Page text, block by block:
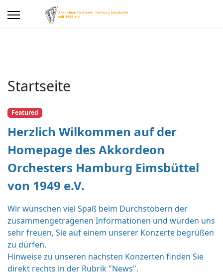
Startseite
Featured
Herzlich Wilkommen auf der
Homepage des Akkordeon
Orchesters Hamburg Eimsbüttel
von 1949 e.V.
Wir wünschen viel Spaß beim Durchstöbern der
zusammengetragenen Informationen und würden uns
sehr freuen, Sie auf einem unserer Konzerte begrüßen
zu dürfen.
Hinweise zu unseren nächsten Konzerten finden Sie
direkt rechts in der Rubrik "News".